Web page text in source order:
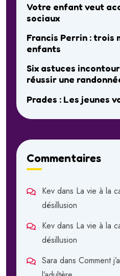
Votre enfant veut
sociaux
Francis Perrin : trois
enfants
Six astuces
réussir une
Prades : Les jeunes
Commentaires
Kev dans La vie à la
désillusion
Kev dans La vie à la
désillusion
Sara dans Comment